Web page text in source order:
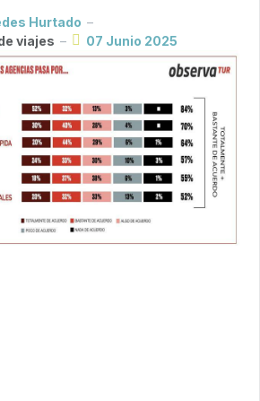
Hurtado
viajes 07 Junio 2025